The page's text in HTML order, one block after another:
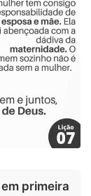
primeira